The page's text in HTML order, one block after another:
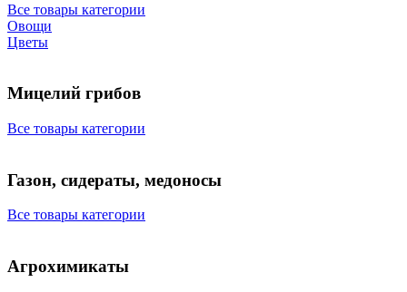
Все товары категории
Овощи
Цветы
Мицелий грибов
Все товары категории
Газон, сидераты, медоносы
Все товары категории
Агрохимикаты